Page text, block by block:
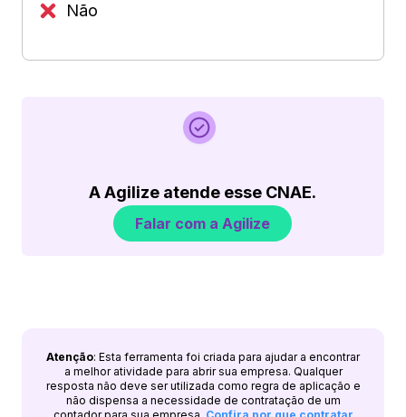
Não
A Agilize atende esse CNAE.
Falar com a Agilize
Atenção: Esta ferramenta foi criada para ajudar a encontrar
a melhor atividade para abrir sua empresa. Qualquer
resposta não deve ser utilizada como regra de aplicação e
não dispensa a necessidade de contratação de um